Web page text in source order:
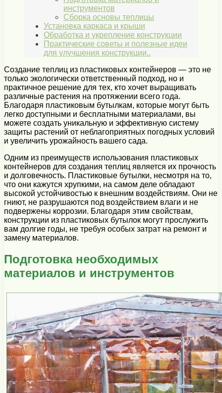
инструментов
Сборка основы теплицы
Установка каркаса и крыши
Обработка и укрепление конструкции
Практические советы и полезные идеи
для улучшения конструкции..
Создание теплиц из пластиковых контейнеров — это не
только экологически ответственный подход, но и
практичное решение для тех, кто хочет выращивать
различные растения на протяжении всего года.
Благодаря пластиковым бутылкам, которые могут быть
легко доступными и бесплатными материалами, вы
можете создать уникальную и эффективную систему
защиты растений от неблагоприятных погодных условий
и увеличить урожайность вашего сада.
Одним из преимуществ использования пластиковых
контейнеров для создания теплиц является их прочность
и долговечность. Пластиковые бутылки, несмотря на то,
что они кажутся хрупкими, на самом деле обладают
высокой устойчивостью к внешним воздействиям. Они не
гниют, не разрушаются под воздействием влаги и не
подвержены коррозии. Благодаря этим свойствам,
конструкции из пластиковых бутылок могут прослужить
вам долгие годы, не требуя особых затрат на ремонт и
замену материалов.
Подготовка необходимых
материалов и инструментов